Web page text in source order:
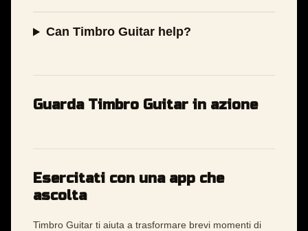
Can Timbro Guitar help?
Guarda Timbro Guitar in azione
Esercitati con una app che
ascolta
Timbro Guitar ti aiuta a trasformare brevi momenti di